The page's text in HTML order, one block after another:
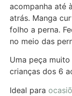
acompanha até
atrás. Manga
folho a perna.
no meio das
Uma peça
crianças dos 6
Ideal para